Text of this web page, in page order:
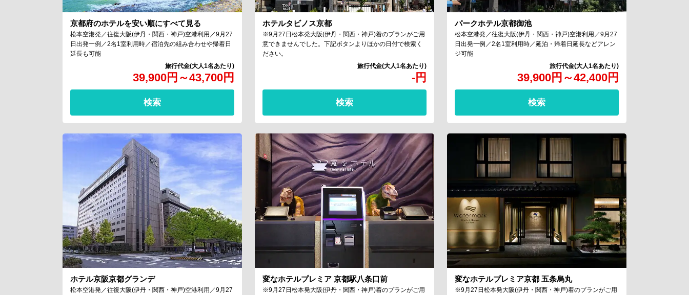
京都府のホテルを安い順にすべて見る
39,900円 ～43,700円
松本空港発／往復大阪(伊丹・関西・神戸)空港利用／9月27
日出発一例／2名1室利用時／宿泊先の組み合わせや帰着日
延長も可能
検索
ホテルタビノス京都
-円
※9月27日松本発大阪(伊丹・関西・神戸)着のプランがご用
意できませんでした。下記ボタンよりほかの日付で検索く
ださい。
検索
パークホテル京都御池
39,900円 ～42,400円
松本空港発／往復大阪(伊丹・関西・神戸)空港利用／9月27
日出発一例／2名1室利用時／延泊・帰着日延長などアレン
ジ可能
検索
ホテル京阪京都グランデ
松本空港発／往復大阪(伊丹・関西・神戸)空港利用／9月27
変なホテルプレミア 京都駅八条口前
※9月27日松本発大阪(伊丹・関西・神戸)着のプランがご用
変なホテルプレミア京都 五条烏丸
※9月27日松本発大阪(伊丹・関西・神戸)着のプランがご用